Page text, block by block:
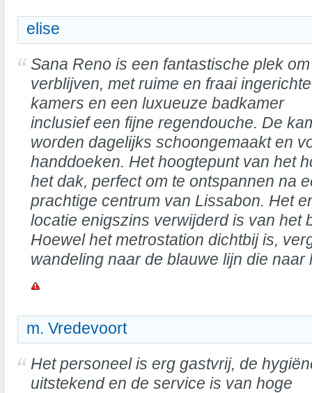
elise
Sana Reno is een fantastische plek
verblijven, met ruime en fraai ingerichte
kamers en een luxueuze badkamer
inclusief een fijne regendouche. De
worden dagelijks schoongemaakt en
handdoeken. Het hoogtepunt van het
het dak, perfect om te ontspannen na
prachtige centrum van Lissabon. Het
locatie enigszins verwijderd is van het
Hoewel het metrostation dichtbij is,
wandeling naar de blauwe lijn die naar
m. Vredevoort
Het personeel is erg gastvrij, de
uitstekend en de service is van hoge